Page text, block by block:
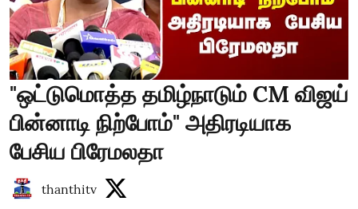
"ஒட்டுமொத்த தமிழ்நாடும் CM விஜய்
பின்னாடி நிற்போம்" அதிரடியாக
பேசிய பிரேமலதா
thanthitv